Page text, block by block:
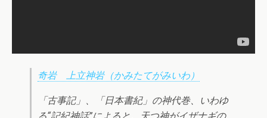
奇岩 上立神岩（かみたてがみいわ）
「古事記」、「日本書紀」の神代巻、いわゆ